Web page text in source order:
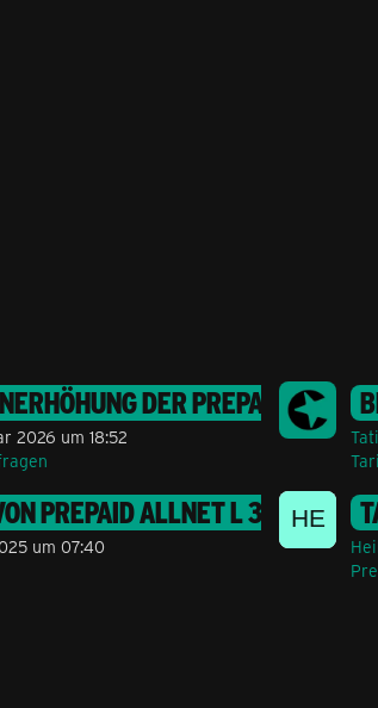
DER PREPAID
2026 um 18:52
XS?
PREPAID ALLNET L 30GB
um 07:40